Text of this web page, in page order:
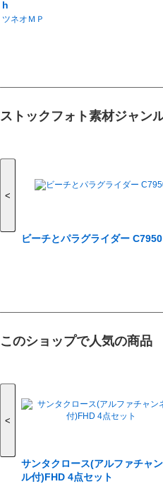
h
ツネオＭＰ
ストックフォト素材ジャン
<
ビーチとパラグライダー C7950
このショップで人気の商品
<
サンタクロース(アルファチャ
ル付)FHD 4点セット